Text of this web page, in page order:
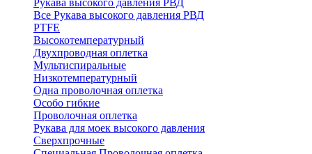
Рукава высокого давления РВД
Все Рукава высокого давления РВД
PTFE
Высокотемпературный
Двухпроводная оплетка
Мультиспиральные
Низкотемпературный
Одна проволочная оплетка
Особо гибкие
Проволочная оплетка
Рукава для моек высокого давления
Сверхпрочные